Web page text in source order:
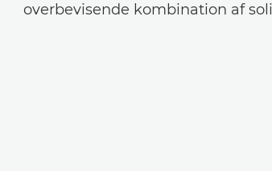
overbevisende kombination af